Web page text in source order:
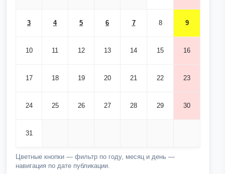
3 4 5 6 7 8 9
10 11 12 13 14 15 16
17 18 19 20 21 22 23
24 25 26 27 28 29 30
31
Цветные кнопки — фильтр по году, месяц и день —
навигация по дате публикации.